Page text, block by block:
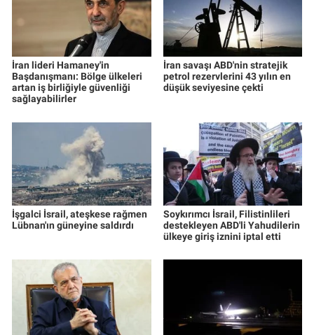
İran lideri Hamaney'in
Başdanışmanı: Bölge ülkeleri
artan iş birliğiyle güvenliği
sağlayabilirler
İran savaşı ABD'nin stratejik
petrol rezervlerini 43 yılın en
düşük seviyesine çekti
İşgalci İsrail, ateşkese rağmen
Lübnan'ın güneyine saldırdı
Soykırımcı İsrail, Filistinlileri
destekleyen ABD'li Yahudilerin
ülkeye giriş iznini iptal etti